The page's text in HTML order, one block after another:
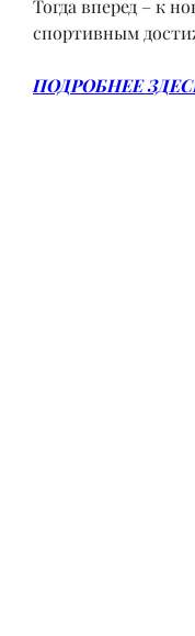
Тогда вперед – к
спортивным
ПОДРОБНЕЕ